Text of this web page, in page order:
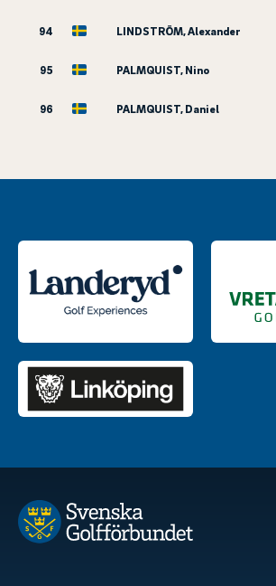
94 LINDSTRÖM, Alexander
95 PALMQUIST, Nino
96 PALMQUIST, Daniel